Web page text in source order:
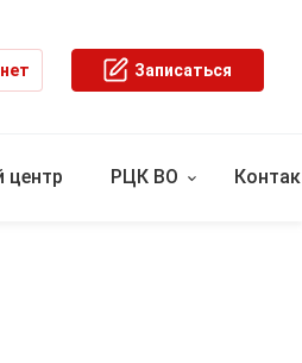
Записаться
центр РЦК ВО